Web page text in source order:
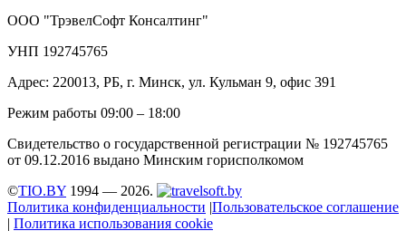
ООО "ТрэвелСофт Консалтинг"
УНП 192745765
Адрес: 220013, РБ, г. Минск, ул. Кульман 9, офис 391
Режим работы 09:00 – 18:00
Свидетельство о государственной регистрации № 192745765
от 09.12.2016 выдано Минским горисполкомом
©TIO.BY 1994 — 2026.
Политика конфиденциальности |Пользовательское соглашение
| Политика использования cookie